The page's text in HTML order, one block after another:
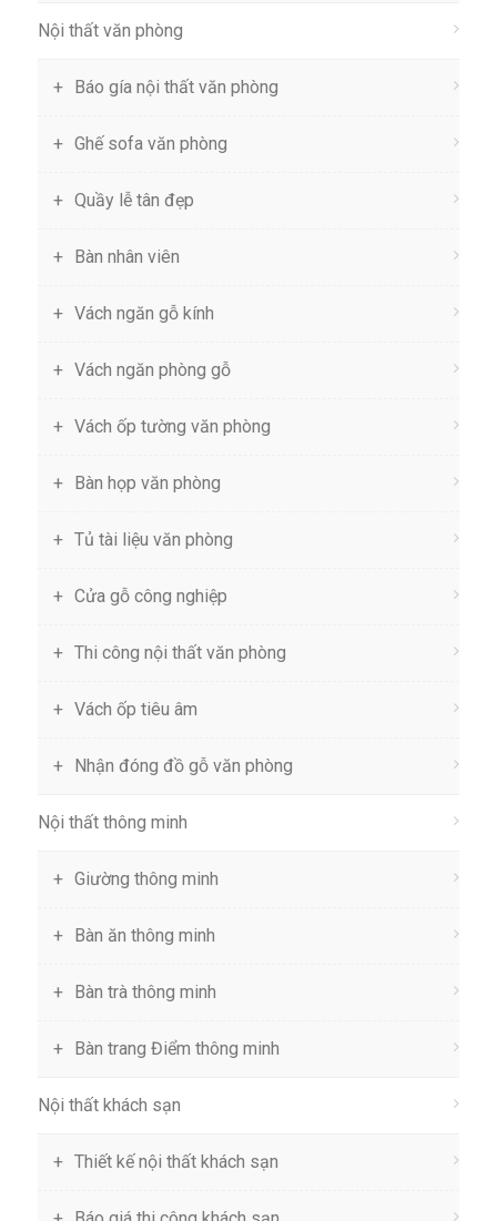
Nội thất văn phòng
Báo gía nội thất văn phòng
Ghế sofa văn phòng
Quầy lễ tân đẹp
Bàn nhân viên
Vách ngăn gỗ kính
Vách ngăn phòng gỗ
Vách ốp tường văn phòng
Bàn họp văn phòng
Tủ tài liệu văn phòng
Cửa gỗ công nghiệp
Thi công nội thất văn phòng
Vách ốp tiêu âm
Nhận đóng đồ gỗ văn phòng
Nội thất thông minh
Giường thông minh
Bàn ăn thông minh
Bàn trà thông minh
Bàn trang Điểm thông minh
Nội thất khách sạn
Thiết kế nội thất khách sạn